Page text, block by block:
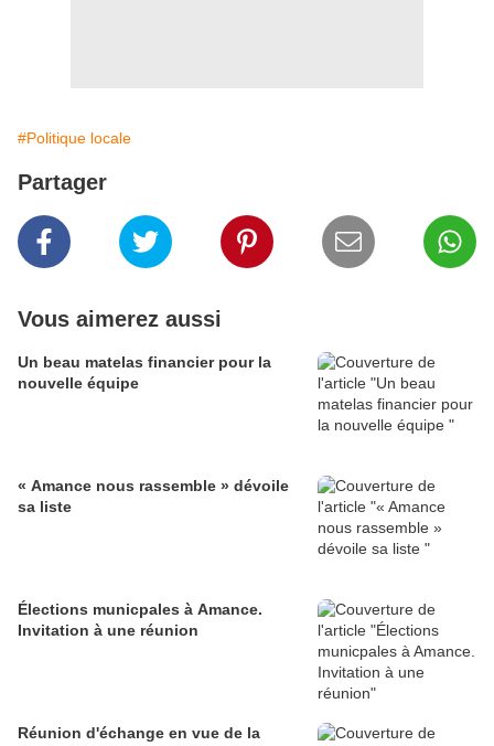
#Politique locale
Partager
Vous aimerez aussi
Un beau matelas financier pour la
nouvelle équipe
« Amance nous rassemble » dévoile
sa liste
Élections municpales à Amance.
Invitation à une réunion
Réunion d'échange en vue de la